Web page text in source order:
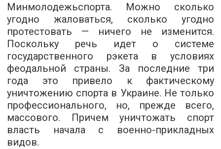
Минмолодежьспорта. Можно сколько
угодно жаловаться, сколько угодно
протестовать — ничего не изменится.
Поскольку речь идет о системе
государственного рэкета в условиях
феодальной страны. За последние три
года это привело к фактическому
уничтожению спорта в Украине. Не только
профессионального, но, прежде всего,
массового. Причем уничтожать спорт
власть начала с военно-прикладных
видов.